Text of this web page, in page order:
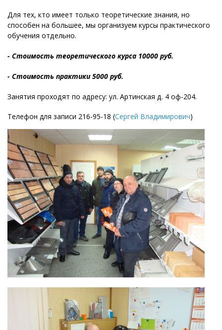
Для тех, кто имеет только теоретические знания, но
способен на большее, мы организуем курсы практического
обучения отдельно.
- Стоимость теоретического курса 10000 руб.
- Стоимость практики 5000 руб.
Занятия проходят по адресу: ул. Артинская д. 4 оф-204.
Телефон для записи 216-95-18 (Сергей Владимирович)